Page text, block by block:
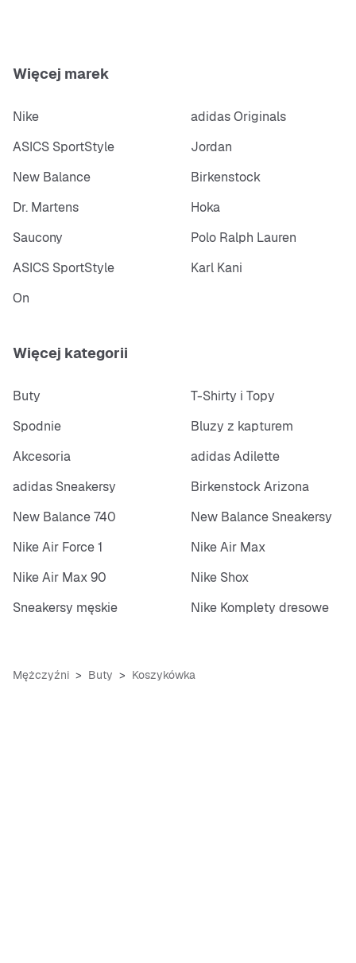
Więcej marek
Nike
adidas Originals
ASICS SportStyle
Jordan
New Balance
Birkenstock
Dr. Martens
Hoka
Saucony
Polo Ralph Lauren
ASICS SportStyle
Karl Kani
On
Więcej kategorii
Buty
T-Shirty i Topy
Spodnie
Bluzy z kapturem
Akcesoria
adidas Adilette
adidas Sneakersy
Birkenstock Arizona
New Balance 740
New Balance Sneakersy
Nike Air Force 1
Nike Air Max
Nike Air Max 90
Nike Shox
Sneakersy męskie
Nike Komplety dresowe
Mężczyźni Buty Koszykówka